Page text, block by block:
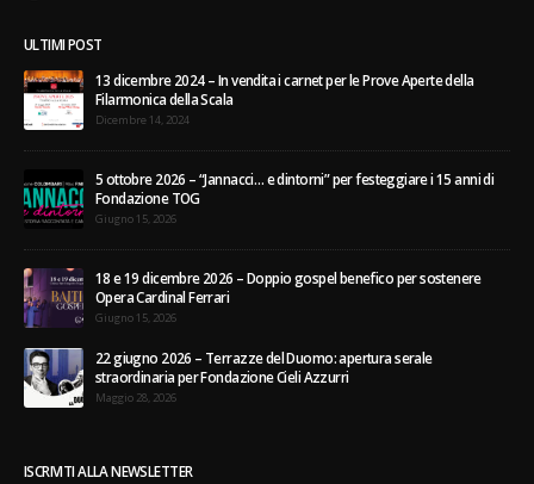
ULTIMI POST
13 dicembre 2024 – In vendita i carnet per le Prove Aperte della
Filarmonica della Scala
Dicembre 14, 2024
5 ottobre 2026 – “Jannacci… e dintorni” per festeggiare i 15 anni di
Fondazione TOG
Giugno 15, 2026
18 e 19 dicembre 2026 – Doppio gospel benefico per sostenere
Opera Cardinal Ferrari
Giugno 15, 2026
22 giugno 2026 – Terrazze del Duomo: apertura serale
straordinaria per Fondazione Cieli Azzurri
Maggio 28, 2026
ISCRIVITI ALLA NEWSLETTER